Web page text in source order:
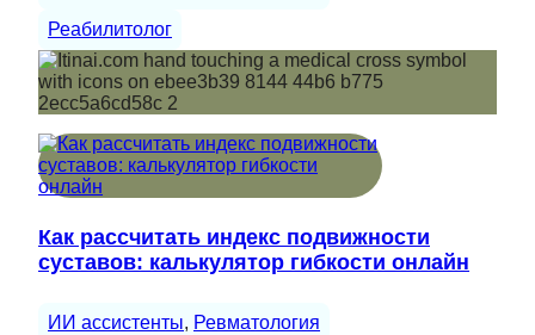
Реабилитолог
Как рассчитать индекс подвижности
суставов: калькулятор гибкости онлайн
ИИ ассистенты, Ревматология